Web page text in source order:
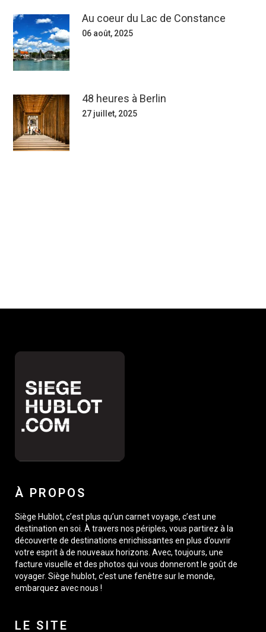
Au coeur du Lac de Constance
06 août, 2025
48 heures à Berlin
27 juillet, 2025
À PROPOS
Siège Hublot, c’est plus qu’un carnet voyage, c’est une
destination en soi. À travers nos périples, vous partirez à la
découverte de destinations enrichissantes en plus d’ouvrir
votre esprit à de nouveaux horizons. Avec, toujours, une
facture visuelle et des photos qui vous donneront le goût de
voyager. Siège hublot, c’est une fenêtre sur le monde,
embarquez avec nous !
LE SITE